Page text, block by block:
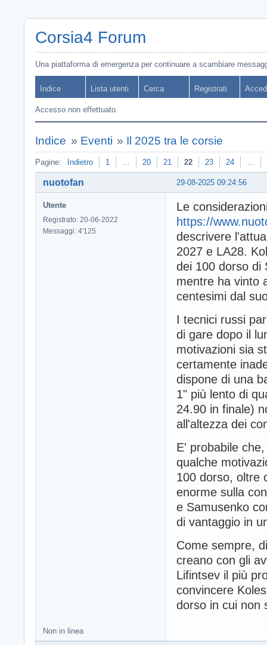
Corsia4 Forum
Una piattaforma di emergenza per continuare a scambiare
Indice Lista utenti Cerca Registrati
Accesso non effettuato.
Indice » Eventi » Il 2025 tra le corsie
Pagine: Indietro 1 … 20 21 22 23 24 …
29-08-2025 09:24:56
nuotofan
Utente
Registrato: 20-06-2022
Messaggi: 4'125
Le
https://
descrivere
2027 e LA28.
dei 100 dorso di
mentre ha vinto
centesimi dal
I tecnici russi
di gare dopo il
motivazioni sia
certamente
dispone di una
1" più lento di
24.90 in finale)
all'altezza dei
E' probabile
qualche
100 dorso, oltre
enorme sulla
e Samusenko
di vantaggio in
Come sempre,
creano con gli
Lifintsev il più
convincere
dorso in cui non
Non in linea